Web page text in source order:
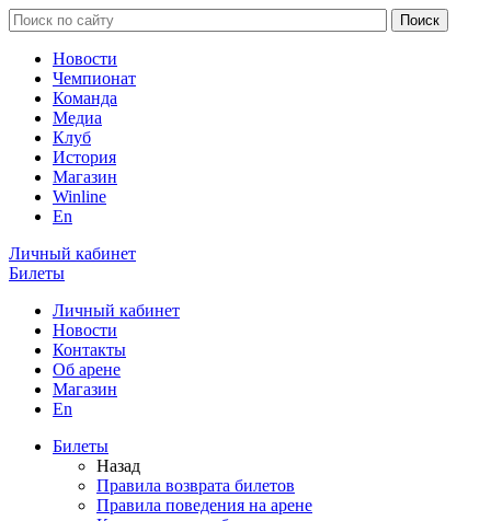
Новости
Чемпионат
Команда
Медиа
Клуб
История
Магазин
Winline
En
Личный кабинет
Билеты
Личный кабинет
Новости
Контакты
Об арене
Магазин
En
Билеты
Назад
Правила возврата билетов
Правила поведения на арене